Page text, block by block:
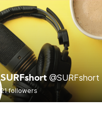
SURFshort @SURFshort
21 followers